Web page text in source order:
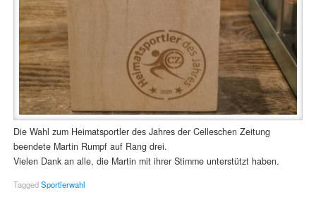
Die Wahl zum Heimatsportler des Jahres der Celleschen Zeitung
beendete Martin Rumpf auf Rang drei.
Vielen Dank an alle, die Martin mit ihrer Stimme unterstützt haben.
TaggedSportlerwahl